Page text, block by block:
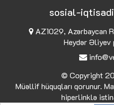
sosial-
AZ1029, Azərbaycan
Heydər Əliyev
© Copyright
Müəllif hüquqları qorunur.
hiperlinklə